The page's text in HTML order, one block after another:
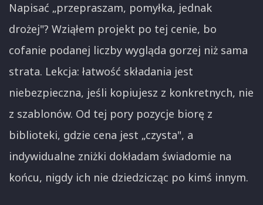
Napisać „przepraszam, pomyłka, jednak
drożej"? Wziąłem projekt po tej cenie, bo
cofanie podanej liczby wygląda gorzej niż sama
strata. Lekcja: łatwość składania jest
niebezpieczna, jeśli kopiujesz z konkretnych, nie
z szablonów. Od tej pory pozycje biorę z
biblioteki, gdzie cena jest „czysta", a
indywidualne zniżki dokładam świadomie na
końcu, nigdy ich nie dziedzicząc po kimś innym.